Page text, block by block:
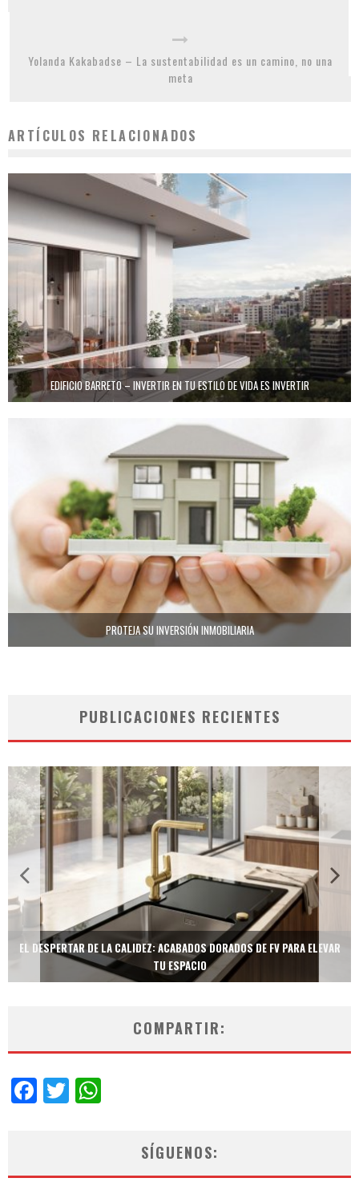
Yolanda Kakabadse – La sustentabilidad es un camino, no una
meta
ARTÍCULOS RELACIONADOS
EDIFICIO BARRETO – INVERTIR EN TU ESTILO DE VIDA ES INVERTIR
PROTEJA SU INVERSIÓN INMOBILIARIA
PUBLICACIONES RECIENTES
TECNOLOGÍA Y BIENESTAR DE VANGUARDIA: EL INODORO INTELIGENTE
NEOTECH DE FV.
COMPARTIR:
Facebook
Twitter
SÍGUENOS: